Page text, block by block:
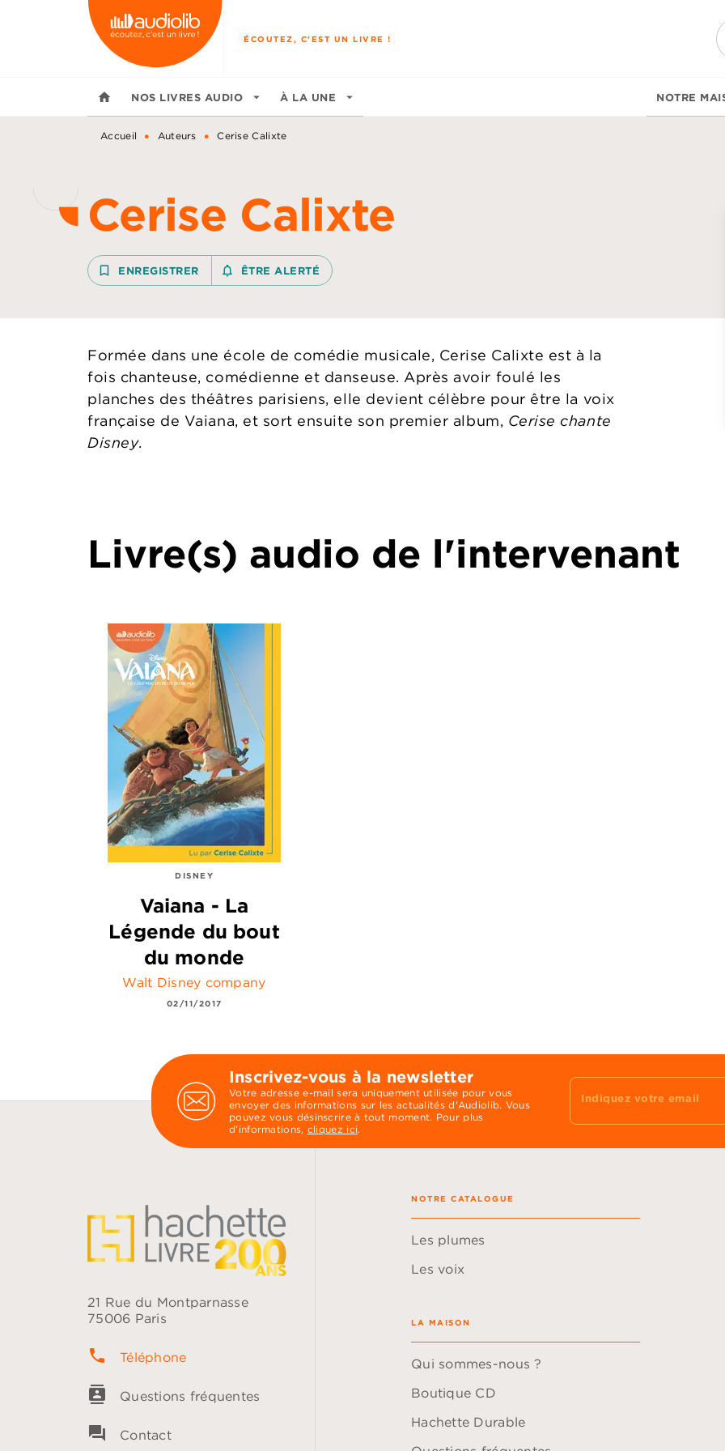
MENU RECHERCHE
ÉCOUTEZ, C'EST UN LIVRE !
home NOS LIVRES AUDIO arrow_drop_down À LA UNE arrow_drop_down NOTRE
Accueil • Auteurs • Cerise Calixte
Cerise Calixte
bookmark_border ENREGISTRER notifications_none_outlined
ÊTRE ALERTÉ
Formée dans une école de comédie musicale, Cerise Calixte est à la
fois chanteuse, comédienne et danseuse. Après avoir foulé les
planches des théâtres parisiens, elle devient célèbre pour être la voix
française de Vaiana, et sort ensuite son premier album, Cerise chante
Disney.
Livre(s) audio de l'intervenant
DISNEY
Vaiana - La
Légende du bout
du monde
Walt Disney company
02/11/2017
Inscrivez-vous à la newsletter
Votre adresse e-mail sera uniquement utilisée pour vous
envoyer des informations sur les actualités d'Audiolib. Vous
pouvez vous désinscrire à tout moment. Pour plus
d’informations, cliquez ici.
Indiquez votre email
21 Rue du Montparnasse
75006 Paris
phone Téléphone
contacts Questions fréquentes
question_answer Contact
NOTRE CATALOGUE
Les plumes
Les voix
LA MAISON
Qui sommes-nous ?
Boutique CD
Hachette Durable